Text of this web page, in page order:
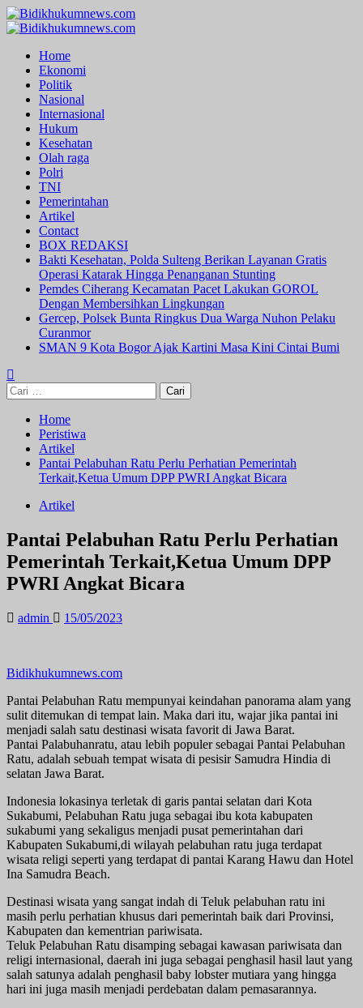
Skip
to
Primary
Home
Ekonomi
Politik
Nasional
Internasional
Hukum
Kesehatan
Olah raga
Polri
TNI
Pemerintahan
Artikel
Contact
BOX REDAKSI
Bakti Kesehatan, Polda Sulteng Berikan Layanan Gratis
Operasi Katarak Hingga Penanganan Stunting
Pemdes Ciherang Kecamatan Pacet Lakukan GOROL
Dengan Membersihkan Lingkungan
Gercep, Polsek Bunta Ringkus Dua Warga Nuhon Pelaku
Curanmor
SMAN 9 Kota Bogor Ajak Kartini Masa Kini Cintai Bumi
Cari
untuk:
Home
Peristiwa
Artikel
Pantai Pelabuhan Ratu Perlu Perhatian Pemerintah
Terkait,Ketua Umum DPP PWRI Angkat Bicara
Artikel
Pantai Pelabuhan Ratu Perlu Perhatian
Pemerintah Terkait,Ketua Umum DPP
PWRI Angkat Bicara
admin 15/05/2023
Bidikhukumnews.com
Pantai Pelabuhan Ratu mempunyai keindahan panorama alam yang
sulit ditemukan di tempat lain. Maka dari itu, wajar jika pantai ini
menjadi salah satu destinasi wisata favorit di Jawa Barat.
Pantai Palabuhanratu, atau lebih populer sebagai Pantai Pelabuhan
Ratu, adalah sebuah tempat wisata di pesisir Samudra Hindia di
selatan Jawa Barat.
Indonesia lokasinya terletak di garis pantai selatan dari Kota
Sukabumi, Pelabuhan Ratu juga sebagai ibu kota kabupaten
sukabumi yang sekaligus menjadi pusat pemerintahan dari
Kabupaten Sukabumi,di wilayah pelabuhan ratu juga terdapat
wisata religi seperti yang terdapat di pantai Karang Hawu dan Hotel
Ina Samudra Beach.
Destinasi wisata yang sangat indah di Teluk pelabuhan ratu ini
masih perlu perhatian khusus dari pemerintah baik dari Provinsi,
Kabupaten dan kementrian pariwisata.
Teluk Pelabuhan Ratu disamping sebagai kawasan pariwisata dan
religi internasional, daerah ini juga sebagai penghasil hasil laut yang
salah satunya adalah penghasil baby lobster mutiara yang hingga
hari ini juga masih menjadi perdebatan dalam pemasarannya.